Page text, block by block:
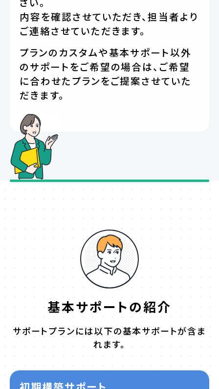
内容を確認させていただき、担当者より
ご連絡させていただきます。
プランのカスタムや基本サポート以外
のサポートをご希望の場合は、ご希望
に合わせたプランをご提案させていた
だきます。
基本サポートの紹介
サポートプランには以下の基本サポートが含ま
れます。